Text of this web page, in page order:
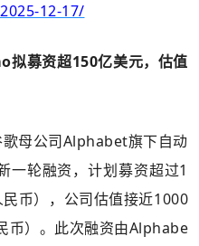
12-17/
拟募资超150亿美元，估值
母公司Alphabet旗下自动
一轮融资，计划募资超过1
币），公司估值接近1000
币）。此次融资由Alphabe